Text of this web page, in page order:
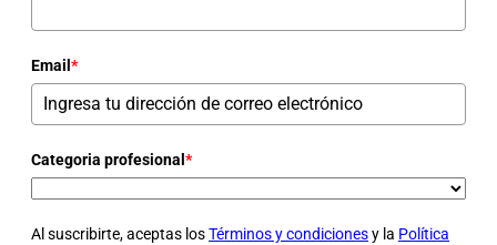
Email *
Categoria profesional *
Al suscribirte, aceptas losTérminos y condicionesy la Política